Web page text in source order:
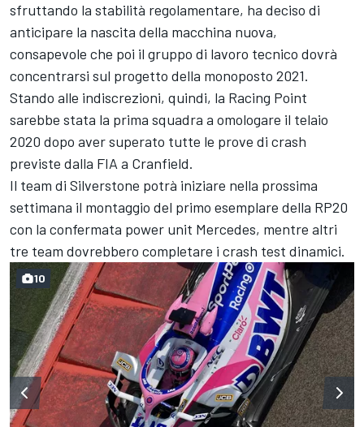
sfruttando la stabilità regolamentare, ha deciso di
anticipare la nascita della macchina nuova,
consapevole che poi il gruppo di lavoro tecnico dovrà
concentrarsi sul progetto della monoposto 2021.
Stando alle indiscrezioni, quindi, la Racing Point
sarebbe stata la prima squadra a omologare il telaio
2020 dopo aver superato tutte le prove di crash
previste dalla FIA a Cranfield.
Il team di Silverstone potrà iniziare nella prossima
settimana il montaggio del primo esemplare della RP20
con la confermata power unit Mercedes, mentre altri
tre team dovrebbero completare i crash test dinamici.
10